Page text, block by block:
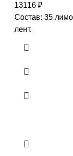
13116 ₽
Состав: 35
лент.